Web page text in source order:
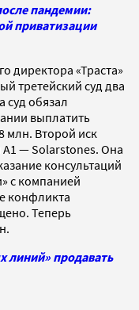
пандемии:
приватизации
директора «Траста»
третейский суд два
суд обязал
выплатить
млн. Второй иск
A1 — Solarstones. Она
консультаций
с компанией
конфликта
Теперь
линий» продавать